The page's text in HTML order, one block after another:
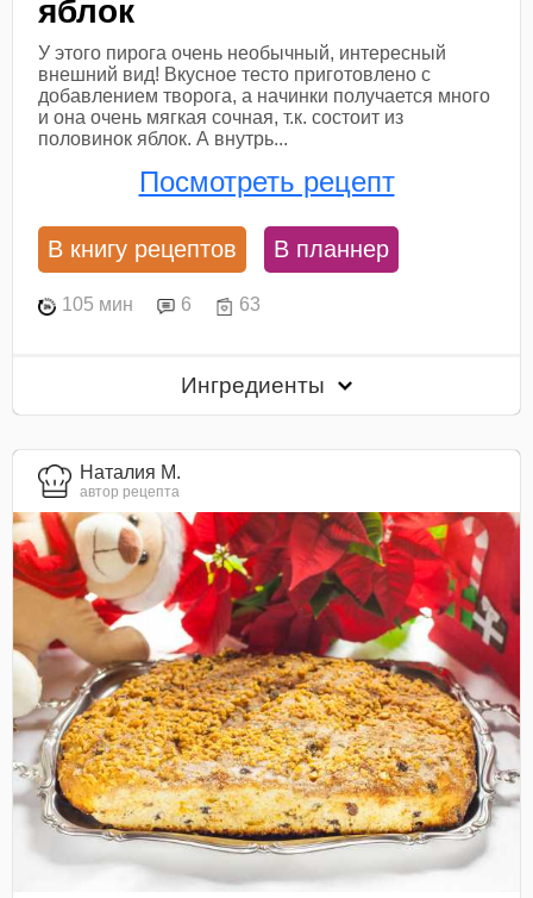
яблок
У этого пирога очень необычный, интересный
внешний вид! Вкусное тесто приготовлено с
добавлением творога, а начинки получается много
и она очень мягкая сочная, т.к. состоит из
половинок яблок. А внутрь...
Посмотреть рецепт
В книгу рецептов В планнер
105 мин 6 63
Ингредиенты
Наталия М.
автор рецепта